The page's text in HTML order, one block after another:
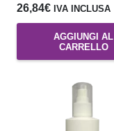
26,84€ IVA INCLUSA
AGGIUNGI AL
CARRELLO